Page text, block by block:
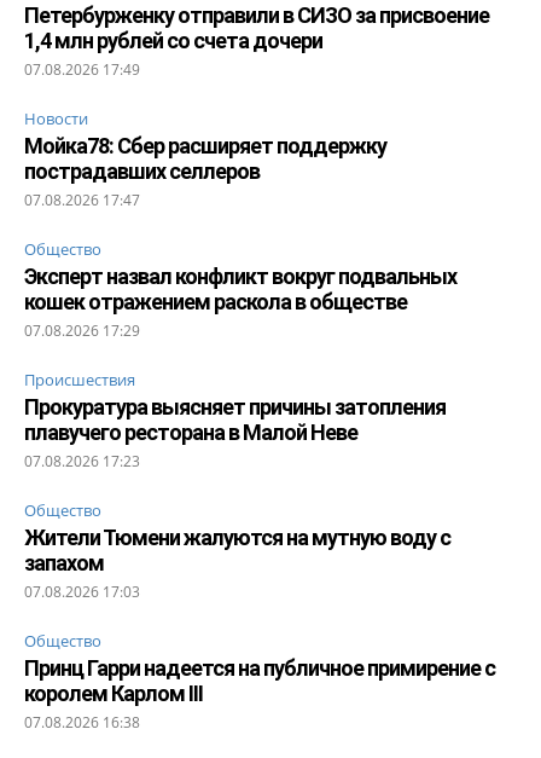
Петербурженку отправили в СИЗО за присвоение
1,4 млн рублей со счета дочери
07.08.2026 17:49
Новости
Мойка78: Сбер расширяет поддержку
пострадавших селлеров
07.08.2026 17:47
Общество
Эксперт назвал конфликт вокруг подвальных
кошек отражением раскола в обществе
07.08.2026 17:29
Происшествия
Прокуратура выясняет причины затопления
плавучего ресторана в Малой Неве
07.08.2026 17:23
Общество
Жители Тюмени жалуются на мутную воду с
запахом
07.08.2026 17:03
Общество
Принц Гарри надеется на публичное примирение с
королем Карлом III
07.08.2026 16:38